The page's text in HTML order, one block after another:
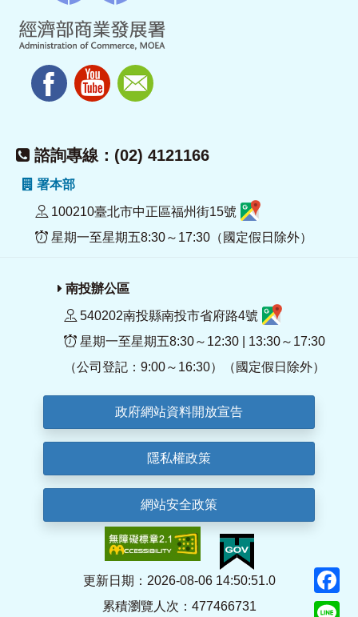
諮詢專線：(02) 4121166
署本部
100210臺北市中正區福州街15號
星期一至星期五8:30～17:30（國定假日除外）
南投辦公區
540202南投縣南投市省府路4號
星期一至星期五8:30～12:30 | 13:30～17:30
（公司登記：9:00～16:30）（國定假日除外）
政府網站資料開放宣告
隱私權政策
網站安全政策
更新日期：2026-08-06 14:50:51.0
累積瀏覽人次：477466731